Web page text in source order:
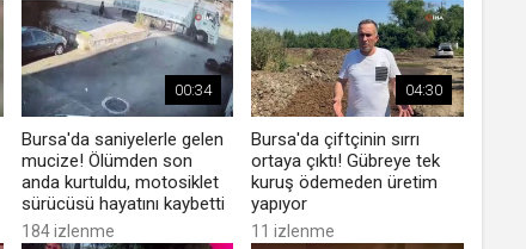
00:34
Bursa'da saniyelerle gelen
mucize! Ölümden son
anda kurtuldu, motosiklet
sürücüsü hayatını kaybetti
184 izlenme
04:30
Bursa'da çiftçinin sırrı
ortaya çıktı! Gübreye tek
kuruş ödemeden üretim
yapıyor
11 izlenme